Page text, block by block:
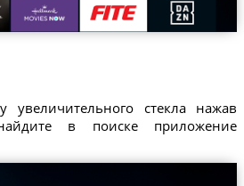
увеличительного стекла нажав
в поиске приложение